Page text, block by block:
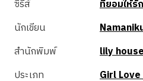
ซีรีส์
ที่ยอมให้รั
นักเขียน
สำนักพิมพ์
lily
ประเภท
Girl